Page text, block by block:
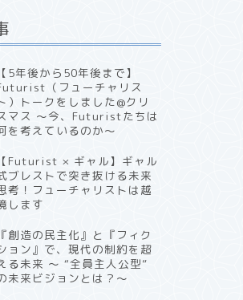
【5年後から50年後まで】
（フューチャリス
）トークをしました@クリ
マス 〜今、Futuristたちは
を考えているのか〜
【Futurist × ギャル】ギャル
ブレストで突き抜ける未来
考！フューチャリストは越
します
『創造の民主化』と『フィク
ョン』で、現代の制約を超
る未来 〜 “全員主人公型”
未来ビジョンとは？〜